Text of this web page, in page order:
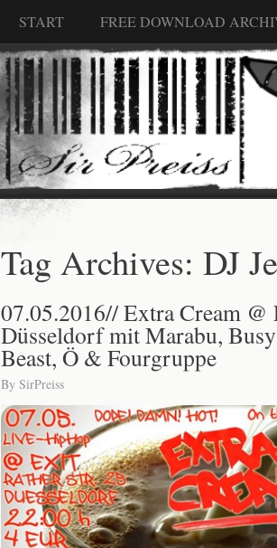
START FREE DOWNLOAD
Tag Archives: DJ
07.05.2016// Extra Cream @
Düsseldorf mit Marabu, Busy
Beast, Ö & Fourgruppe
By SirPreiss